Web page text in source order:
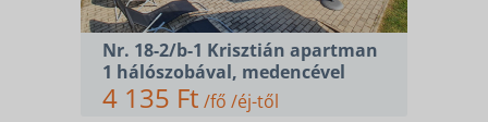
Nr. 18-2/b-1 Krisztián apartman
1 hálószobával, medencével
4 135 Ft /fő /éj-től